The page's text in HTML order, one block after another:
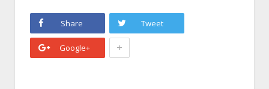
Share Tweet
Google+ +